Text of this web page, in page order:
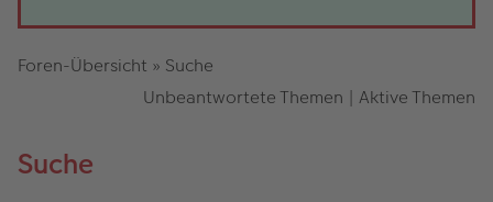
Foren-Übersicht » Suche
Unbeantwortete Themen | Aktive Themen
Suche